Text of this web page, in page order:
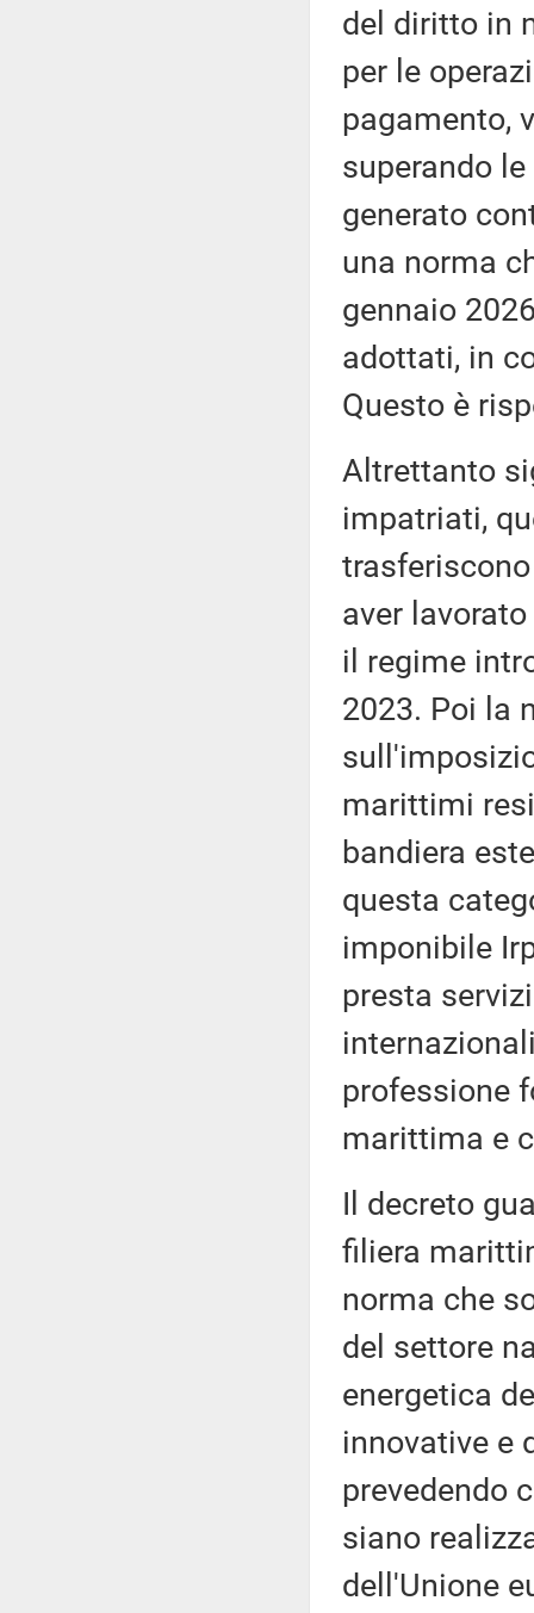
del diritto in
per le
pagamento,
superando
generato
una norma
gennaio
adottati, in
Questo è
Altrettanto
impatriati,
aver
il regime
2023. Poi la
marittimi
bandiera
questa
imponibile
presta
professione
marittima e
Il decreto
filiera
norma che
del settore
energetica
innovative e
prevedendo
siano
dell'Unione